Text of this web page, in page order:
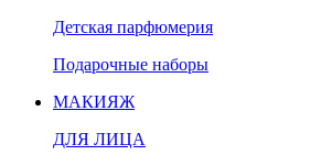
Детская парфюмерия
Подарочные наборы
МАКИЯЖ
ДЛЯ ЛИЦА